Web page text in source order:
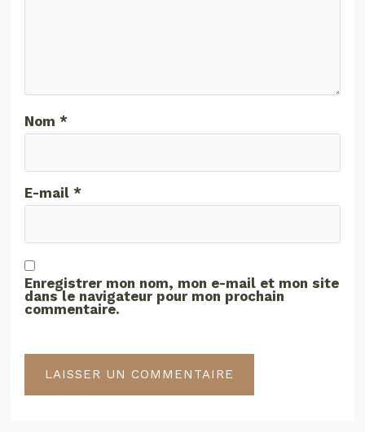
Nom*
E-mail*
Enregistrer mon nom, mon e-mail et mon site
dans le navigateur pour mon prochain
commentaire.